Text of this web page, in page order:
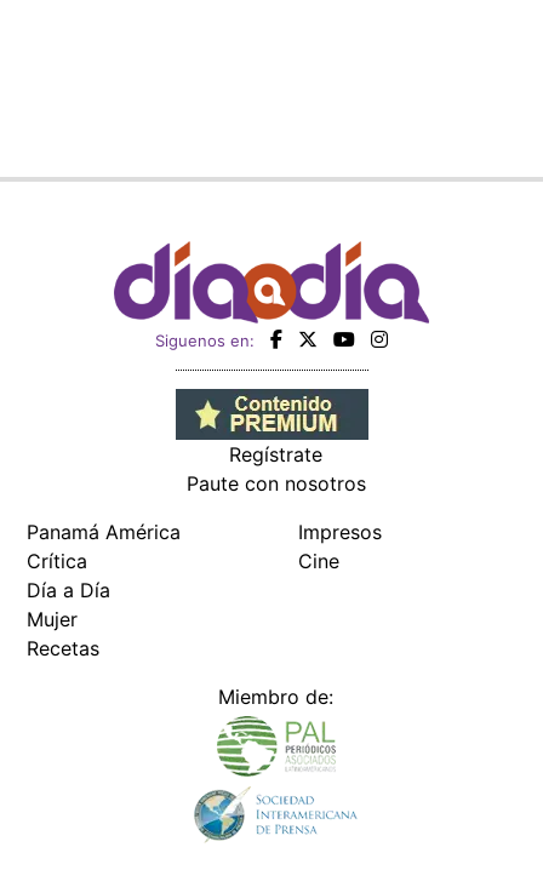
Siguenos en:
Regístrate
Paute con nosotros
Panamá América
Crítica
Día a Día
Mujer
Recetas
Impresos
Cine
Miembro de: